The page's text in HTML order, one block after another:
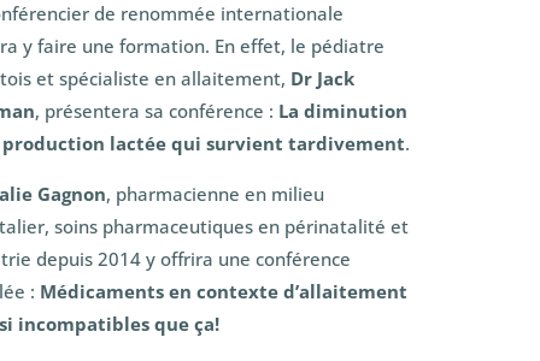
de renommée internationale
y faire une formation. En effet, le pédiatre
et spécialiste en allaitement, Dr Jack
, présentera sa conférence : La diminution
production lactée qui survient tardivement.
Gagnon, pharmacienne en milieu
soins pharmaceutiques en périnatalité et
depuis 2014 y offrira une conférence
: Médicaments en contexte d’allaitement
incompatibles que ça!